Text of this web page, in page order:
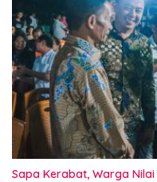
Sapa Kerabat, Warga